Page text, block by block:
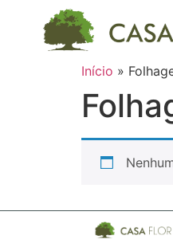
Início »